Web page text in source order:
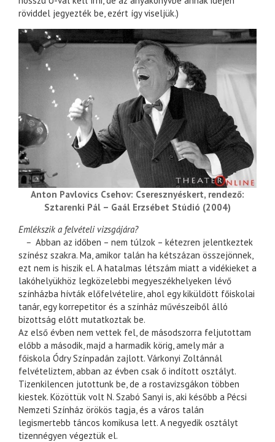
röviddel jegyezték be, ezért így viseljük.)
Anton Pavlovics Csehov: Cseresznyéskert, rendező:
Sztarenki Pál – Gaál Erzsébet Stúdió (2004)
Emlékszik a felvételi vizsgájára?
– Abban az időben – nem túlzok – kétezren jelentkeztek
színész szakra. Ma, amikor talán ha kétszázan összejönnek,
ezt nem is hiszik el. A hatalmas létszám miatt a vidékieket a
lakóhelyükhöz legközelebbi megyeszékhelyeken lévő
színházba hívták előfelvételire, ahol egy kiküldött főiskolai
tanár, egy korrepetitor és a színház művészeiből álló
bizottság előtt mutatkoztak be.
Az első évben nem vettek fel, de másodszorra feljutottam
előbb a második, majd a harmadik körig, amely már a
főiskola Ódry Színpadán zajlott. Várkonyi Zoltánnál
felvételiztem, abban az évben csak ő indított osztályt.
Tizenkilencen jutottunk be, de a rostavizsgákon többen
kiestek. Közöttük volt N. Szabó Sanyi is, aki később a Pécsi
Nemzeti Színház örökös tagja, és a város talán
legismertebb táncos komikusa lett. A negyedik osztályt
tizennégyen végeztük el.